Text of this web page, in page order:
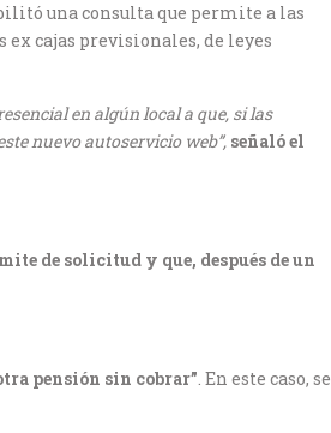
una consulta que permite a las
cajas previsionales, de leyes
en algún local a que, si las
nuevo autoservicio web”, señaló el
de solicitud y que, después de un
pensión sin cobrar”. En este caso, se